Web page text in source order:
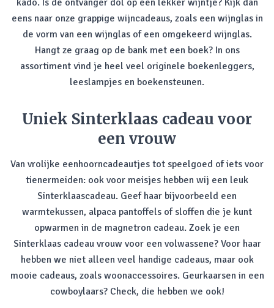
kado. Is de ontvanger dol op een lekker wijntje? Kijk dan
eens naar onze grappige wijncadeaus, zoals een wijnglas in
de vorm van een wijnglas of een omgekeerd wijnglas.
Hangt ze graag op de bank met een boek? In ons
assortiment vind je heel veel originele boekenleggers,
leeslampjes en boekensteunen.
Uniek Sinterklaas cadeau voor
een vrouw
Van vrolijke eenhoorncadeautjes tot speelgoed of iets voor
tienermeiden: ook voor meisjes hebben wij een leuk
Sinterklaascadeau. Geef haar bijvoorbeeld een
warmtekussen, alpaca pantoffels of sloffen die je kunt
opwarmen in de magnetron cadeau. Zoek je een
Sinterklaas cadeau vrouw voor een volwassene? Voor haar
hebben we niet alleen veel handige cadeaus, maar ook
mooie cadeaus, zoals woonaccessoires. Geurkaarsen in een
cowboylaars? Check, die hebben we ook!